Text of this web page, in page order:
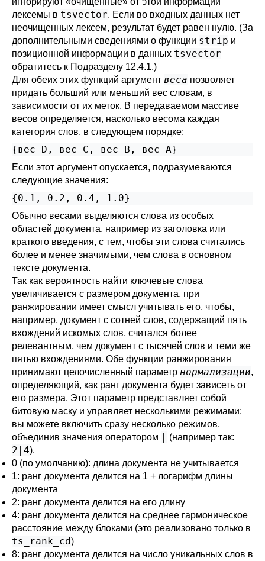
лексемы в tsvector. Если во входных данных нет
неочищенных лексем, результат будет равен нулю. (За
дополнительными сведениями о функции strip и
позиционной информации в данных tsvector
обратитесь к Подразделу 12.4.1.)
Для обеих этих функций аргумент веса позволяет
придать больший или меньший вес словам, в
зависимости от их меток. В передаваемом массиве
весов определяется, насколько весома каждая
категория слов, в следующем порядке:
Если этот аргумент опускается, подразумеваются
следующие значения:
{0.1, 0.2, 0.4, 1.0}
Обычно весами выделяются слова из особых
областей документа, например из заголовка или
краткого введения, с тем, чтобы эти слова считались
более и менее значимыми, чем слова в основном
тексте документа.
Так как вероятность найти ключевые слова
увеличивается с размером документа, при
ранжировании имеет смысл учитывать его, чтобы,
например, документ с сотней слов, содержащий пять
вхождений искомых слов, считался более
релевантным, чем документ с тысячей слов и теми же
пятью вхождениями. Обе функции ранжирования
принимают целочисленный параметр нормализации,
определяющий, как ранг документа будет зависеть от
его размера. Этот параметр представляет собой
битовую маску и управляет несколькими режимами:
вы можете включить сразу несколько режимов,
объединив значения оператором | (например так:
2|4).
0 (по умолчанию): длина документа не учитывается
1: ранг документа делится на 1 + логарифм длины
документа
2: ранг документа делится на его длину
4: ранг документа делится на среднее гармоническое
расстояние между блоками (это реализовано только в
ts_rank_cd)
8: ранг документа делится на число уникальных слов в